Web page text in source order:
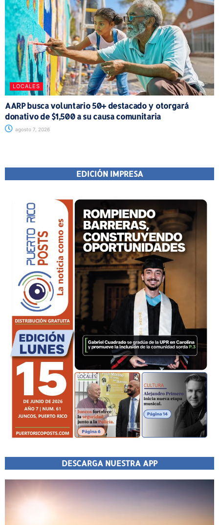
LOCALES
AARP busca voluntario 50+ destacado y otorgará
donativo de $1,500 a su causa comunitaria
agosto 7, 2026
EDICIÓN IMPRESA
DESCARGA NUESTRA APP